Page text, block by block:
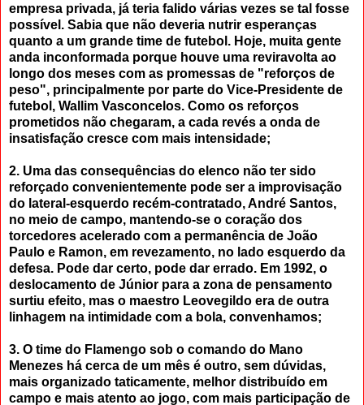
empresa privada, já teria falido várias vezes se tal fosse
possível. Sabia que não deveria nutrir esperanças
quanto a um grande time de futebol. Hoje, muita gente
anda inconformada porque houve uma reviravolta ao
longo dos meses com as promessas de "reforços de
peso", principalmente por parte do Vice-Presidente de
futebol, Wallim Vasconcelos. Como os reforços
prometidos não chegaram, a cada revés a onda de
insatisfação cresce com mais intensidade;
2. Uma das consequências do elenco não ter sido
reforçado convenientemente pode ser a improvisação
do lateral-esquerdo recém-contratado, André Santos,
no meio de campo, mantendo-se o coração dos
torcedores acelerado com a permanência de João
Paulo e Ramon, em revezamento, no lado esquerdo da
defesa. Pode dar certo, pode dar errado. Em 1992, o
deslocamento de Júnior para a zona de pensamento
surtiu efeito, mas o maestro Leovegildo era de outra
linhagem na intimidade com a bola, convenhamos;
3. O time do Flamengo sob o comando do Mano
Menezes há cerca de um mês é outro, sem dúvidas,
mais organizado taticamente, melhor distribuído em
campo e mais atento ao jogo, com mais participação de